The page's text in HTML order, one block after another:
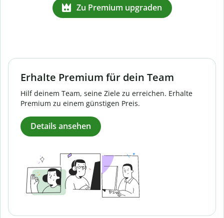
Zu Premium upgraden
Erhalte Premium für dein Team
Hilf deinem Team, seine Ziele zu erreichen. Erhalte
Premium zu einem günstigen Preis.
Details ansehen